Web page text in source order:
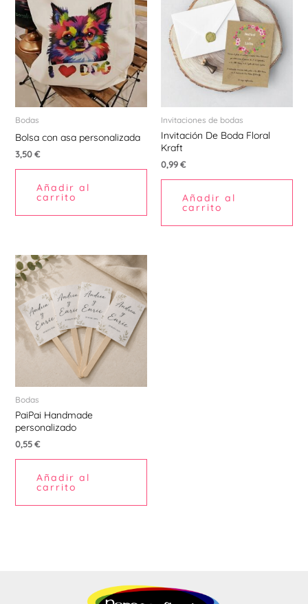
Bodas
Bolsa con asa personalizada
3,50€
Añadir al
carrito
Invitaciones de bodas
Invitación De Boda Floral
Kraft
0,99€
Añadir al
carrito
Bodas
PaiPai Handmade
personalizado
0,55€
Añadir al
carrito